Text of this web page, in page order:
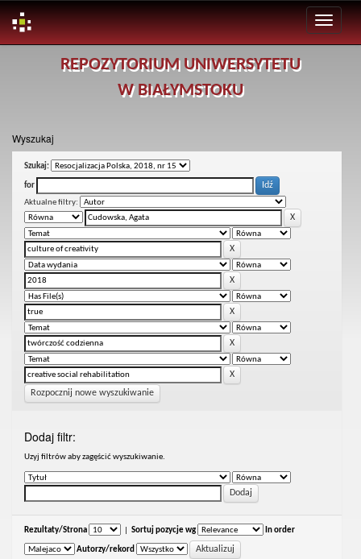
REPOZYTORIUM UNIWERSYTETU
W BIAŁYMSTOKU
Wyszukaj
Szukaj:
for
Aktualne filtry:
Rozpocznij nowe wyszukiwanie
Dodaj filtr:
Uzyj filtrów aby zagęścić wyszukiwanie.
Rezultaty/Strona Sortuj pozycje wg In order
Autorzy/rekord